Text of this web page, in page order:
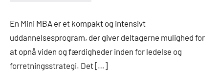
En Mini MBA er et kompakt og intensivt
uddannelsesprogram, der giver deltagerne mulighed for
at opnå viden og færdigheder inden for ledelse og
forretningsstrategi. Det […]